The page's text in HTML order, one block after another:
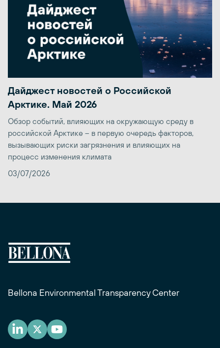
Дайджест новостей о Российской
Арктике. Май 2026
Обзор событий, влияющих на окружающую среду в
российской Арктике – в первую очередь факторов,
вызывающих риски загрязнения и влияющих на
процесс изменения климата
03/07/2026
Bellona Environmental Transparency Center